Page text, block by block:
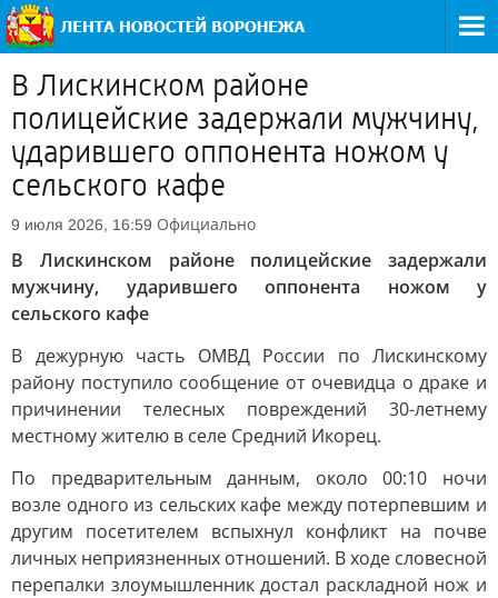
В Лискинском районе
полицейские задержали мужчину,
ударившего оппонента ножом у
сельского кафе
9 июля 2026, 16:59 Официально
В Лискинском районе полицейские задержали
мужчину, ударившего оппонента ножом у
сельского кафе
В дежурную часть ОМВД России по Лискинскому
району поступило сообщение от очевидца о драке и
причинении телесных повреждений 30-летнему
местному жителю в селе Средний Икорец.
По предварительным данным, около 00:10 ночи
возле одного из сельских кафе между потерпевшим и
другим посетителем вспыхнул конфликт на почве
личных неприязненных отношений. В ходе словесной
перепалки злоумышленник достал раскладной нож и